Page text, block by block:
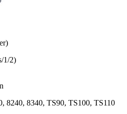
1/2)
8240, 8340, TS90, TS100, TS110